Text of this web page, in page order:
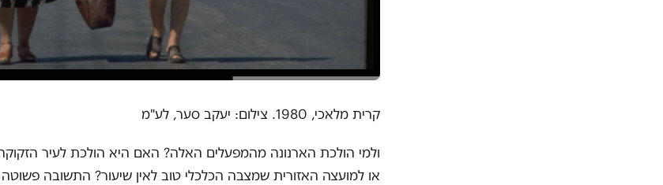
קרית מלאכי, 1980. צילום: יעקב סער, לע"מ
ולמי הולכת הארנונה מהמפעלים האלה? האם היא הולכת לעיר
או למועצה האזורית שמצבה הכלכלי טוב לאין שיעור? התשובה